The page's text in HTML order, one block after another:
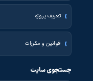
تعریف پروژه
قوانین و مقررات
جستجوی سایت